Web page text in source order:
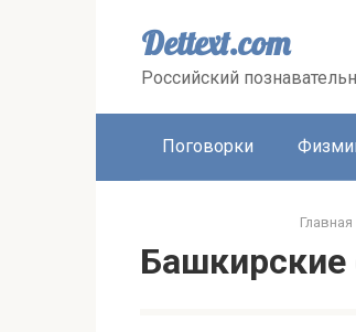
Dettext.com
Российский
Поговорки
Главная
Башкирские